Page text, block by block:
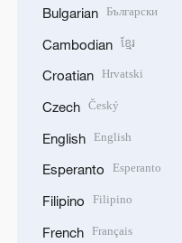
Bulgarian Български
Cambodian ខ្មែរ
Croatian Hrvatski
Czech Český
English English
Esperanto Esperanto
Filipino Filipino
French Français